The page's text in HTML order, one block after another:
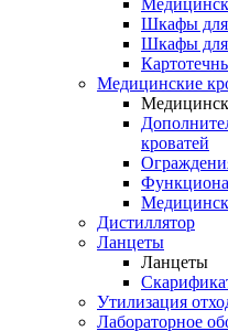
Шкафы для
Шкафы для
Медицинские
кроватей
Дистиллятор
Ланцеты
Ланцеты
Утилизация
Лабораторное